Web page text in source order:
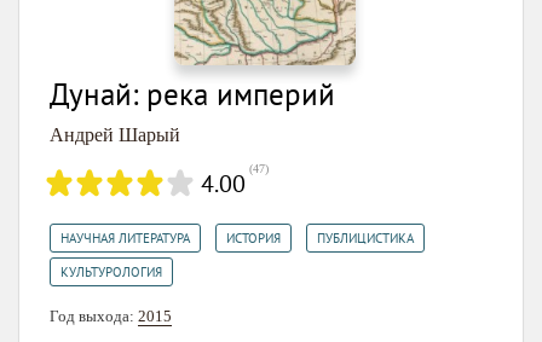
Дунай: река империй
Андрей Шарый
4.00 (47)
НАУЧНАЯ ЛИТЕРАТУРА ИСТОРИЯ ПУБЛИЦИСТИКА
КУЛЬТУРОЛОГИЯ
Год выхода: 2015